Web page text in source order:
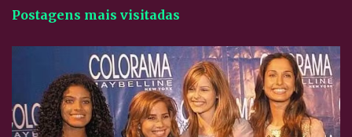
Postagens mais visitadas